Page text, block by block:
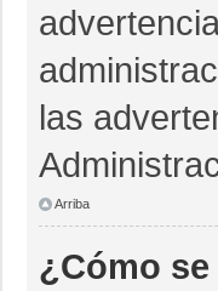
las
Arriba
¿Cómo